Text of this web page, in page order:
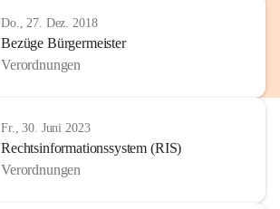
Do., 27. Dez. 2018
Bezüge Bürgermeister
Verordnungen
Fr., 30. Juni 2023
Rechtsinformationssystem (RIS)
Verordnungen